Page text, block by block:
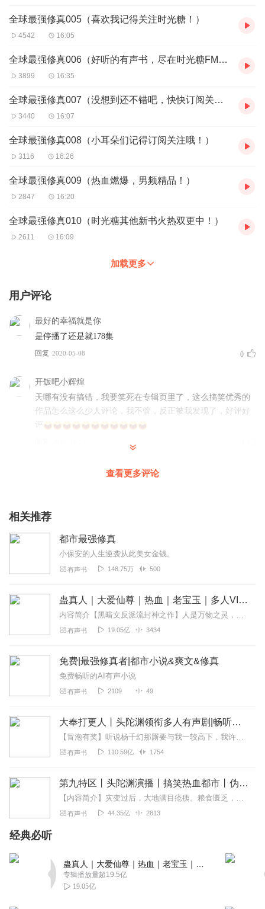
全球最强修真005（喜欢我记得关注时光糖！）
4542 16:05
全球最强修真006（好听的有声书，尽在时光糖FM！）
3899 16:35
全球最强修真007（没想到还不错吧，快快订阅关注吧！）
3440 16:07
全球最强修真008（小耳朵们记得订阅关注哦！）
3116 16:26
全球最强修真009（热血燃爆，男频精品！）
2847 16:20
全球最强修真010（时光糖其他新书火热双更中！）
2611 16:09
加载更多
用户评论
最好的幸福就是你
是停播了还是就178集
回复 2020-05-08 0
开饭吧小辉煌
天哪有没有搞错，我要笑死在专辑页里了，这么搞笑优秀的
作品怎么这么少人评论，我不管，反正被我发现了，好评好
评
回复
苏尔其然
主播声音太好听了，小说情节也不错，后期制作也很用心，
非常棒的作品，毫不犹豫的就买了
miss火月
最强最强最强哈哈 诶嘛 主播播讲的很好滴 推荐了 辛苦
2020-03-11
CV_Aday
2020-02-12
极炫天
2020-01-08 0
努力的阿九哥哥
好听
好ヾ(Ő∀Ő๑)ﾉ太好惹
查看更多评论
相关推荐
都市最强修真
小保安的人生逆袭从此美女金钱。
有声书 148.75万 500
蛊真人｜大爱仙尊｜热血｜老宝玉｜多人VIP免费有声剧
内容简介【黑暗文反派流封神之作】人是万物之灵，蛊是天地真精。一个穿越者不断重生的故事。一个养蛊、炼蛊、用蛊的奇特世界。配音组（男角色）老宝玉旁白...
有声书 19.05亿 3434
免费|最强修真者|都市小说&爽文&修真
免费畅听的AI有声小说
有声书 2109 49
大奉打更人丨头陀渊领衔多人有声剧|畅听全集|王鹤棣、田曦薇主演影视剧原著|卖报小郎君
【冒泡有奖】听说杨千幻那厮要与我一较高下，我许七安要开始装叉了！快进入声音播放页戳下方输入框，冒个泡偷偷告诉我，我要用哪些诗词才能胜过他？说得好的，有赏！202...
有声书 110.59亿 1754
第九特区丨头陀渊演播丨搞笑热血都市丨伪戒丨VIP免费多人有声剧
【内容简介】灾变过后，大地满目疮痍。粮食匮乏，资源紧俏，局势混乱……一位从待规划区杀出来的青年，背对着漫天黄沙，孤身来到九区谋生，却不曾想偶然结识三五好友，一念...
有声书 44.35亿 2813
经典必听
专辑播放量超19.5亿
19.05亿